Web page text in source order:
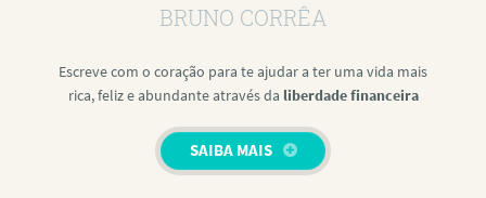
BRUNO CORRÊA
Escreve com o coração para te ajudar a ter uma vida mais
rica, feliz e abundante através da liberdade financeira
SAIBA MAIS